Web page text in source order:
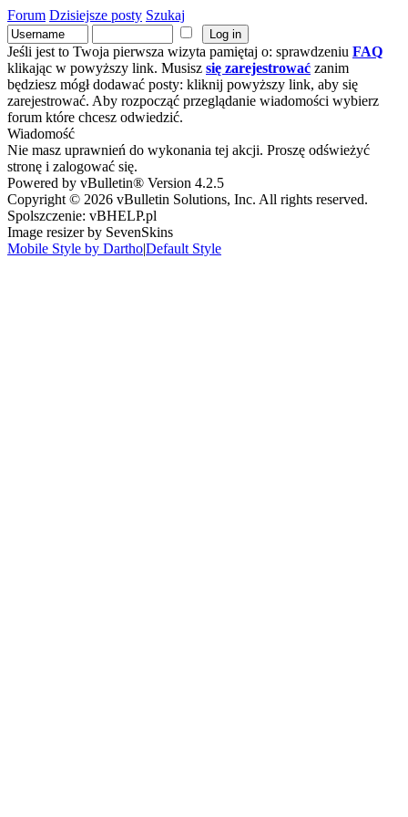
Forum Dzisiejsze posty Szukaj
Jeśli jest to Twoja pierwsza wizyta pamiętaj o: sprawdzeniu FAQ
klikając w powyższy link. Musisz się zarejestrować zanim
będziesz mógł dodawać posty: kliknij powyższy link, aby się
zarejestrować. Aby rozpocząć przeglądanie wiadomości wybierz
forum które chcesz odwiedzić.
Wiadomość
Nie masz uprawnień do wykonania tej akcji. Proszę odświeżyć
stronę i zalogować się.
Powered by vBulletin® Version 4.2.5
Copyright © 2026 vBulletin Solutions, Inc. All rights reserved.
Spolszczenie: vBHELP.pl
Image resizer by SevenSkins
Mobile Style by Dartho|Default Style